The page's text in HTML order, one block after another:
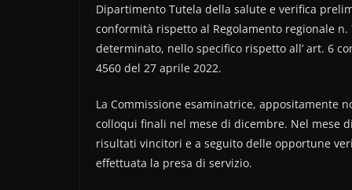
Dipartimento Tutela della salute e verifica
conformità rispetto al Regolamento regionale
determinato, nello specifico rispetto all’ art. 6
4560 del 27 aprile 2022.
La Commissione esaminatrice, appositamente
colloqui finali nel mese di dicembre. Nel mese
risultati vincitori e a seguito delle opportune
effettuata la presa di servizio.